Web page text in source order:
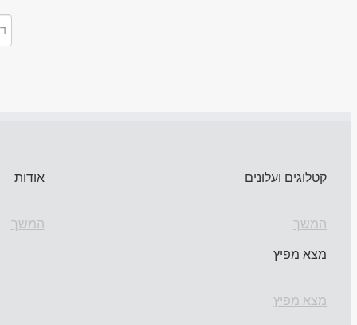
קטלוגים ועלונים
המשך
אודות
המשך
מצא מפיץ
מצא מפיץ